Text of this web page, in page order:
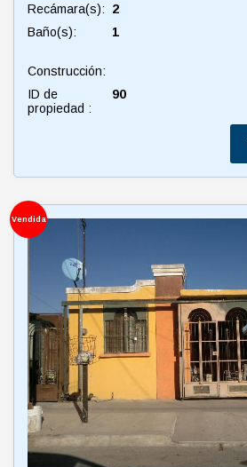
Recámara(s):
2
Baño(s):
1
Construcción:
ID de
propiedad :
90
Vendida